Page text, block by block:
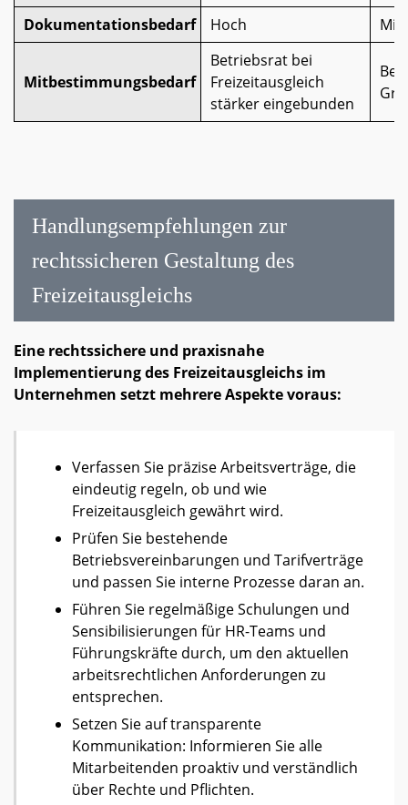
Dokumentationsbedarf Hoch
Mitbestimmungsbedarf
Betriebsrat bei
Freizeitausgleich
stärker eingebunden
Handlungsempfehlungen zur
rechtssicheren Gestaltung des
Freizeitausgleichs
Eine rechtssichere und praxisnahe
Implementierung des Freizeitausgleichs im
Unternehmen setzt mehrere Aspekte voraus:
Verfassen Sie präzise Arbeitsverträge, die
eindeutig regeln, ob und wie
Freizeitausgleich gewährt wird.
Prüfen Sie bestehende
Betriebsvereinbarungen und Tarifverträge
und passen Sie interne Prozesse daran an.
Führen Sie regelmäßige Schulungen und
Sensibilisierungen für HR-Teams und
Führungskräfte durch, um den aktuellen
arbeitsrechtlichen Anforderungen zu
entsprechen.
Setzen Sie auf transparente
Kommunikation: Informieren Sie alle
Mitarbeitenden proaktiv und verständlich
über Rechte und Pflichten.